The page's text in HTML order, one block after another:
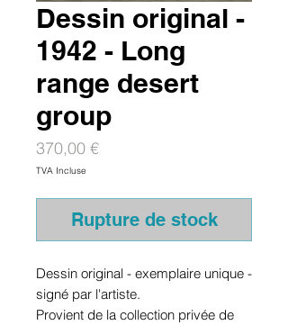
Dessin original -
1942 - Long
range desert
group
370,00 €Prix
TVA Incluse
Rupture de stock
Dessin original - exemplaire unique -
signé par l'artiste.
Provient de la collection privée de